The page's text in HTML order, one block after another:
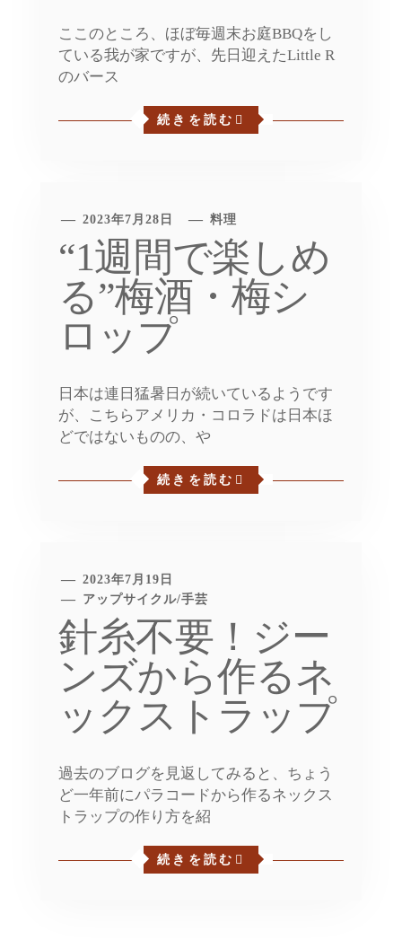
ここのところ、ほぼ毎週末お庭BBQをし
ている我が家ですが、先日迎えたLittle R
のバース
続きを読む
2023年7月28日 料理
“1週間で楽しめ
る”梅酒・梅シ
ロップ
日本は連日猛暑日が続いているようです
が、こちらアメリカ・コロラドは日本ほ
どではないものの、や
続きを読む
2023年7月19日
アップサイクル/手芸
針糸不要！ジー
ンズから作るネ
ックストラップ
過去のブログを見返してみると、ちょう
ど一年前にパラコードから作るネックス
トラップの作り方を紹
続きを読む